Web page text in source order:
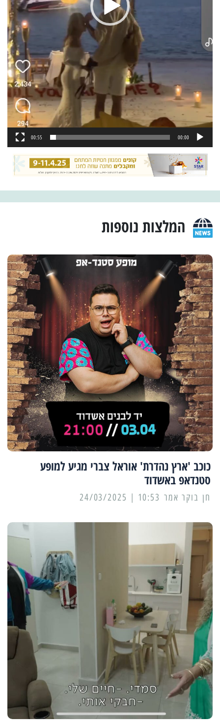
00:00
00:55
המלצות נוספות
כוכב 'ארץ נהדרת' אוראל צברי מגיע למופע
סטנדאפ באשדוד
10:53 | 24/03/2025